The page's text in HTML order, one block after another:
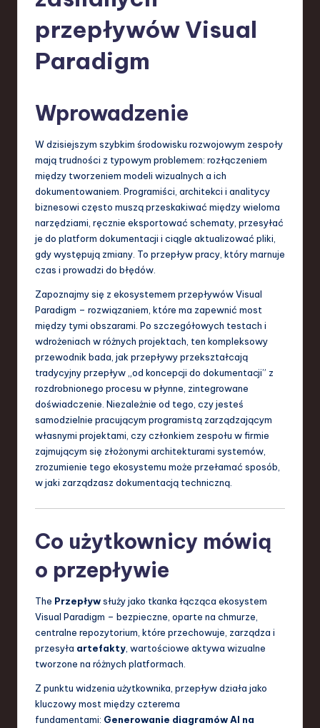
T
d
in
S
o
w
T
d
przepływów Visual
Paradigm
Wprowadzenie
W dzisiejszym szybkim środowisku rozwojowym zespoły
mają trudności z typowym problemem: rozłączeniem
między tworzeniem modeli wizualnych a ich
dokumentowaniem. Programiści, architekci i analitycy
biznesowi często muszą przeskakiwać między wieloma
narzędziami, ręcznie eksportować schematy, przesyłać
je do platform dokumentacji i ciągle aktualizować pliki,
gdy występują zmiany. To przepływ pracy, który marnuje
czas i prowadzi do błędów.
Zapoznajmy się z ekosystemem przepływów Visual
Paradigm – rozwiązaniem, które ma zapewnić most
między tymi obszarami. Po szczegółowych testach i
wdrożeniach w różnych projektach, ten kompleksowy
przewodnik bada, jak przepływy przekształcają
tradycyjny przepływ „od koncepcji do dokumentacji” z
rozdrobnionego procesu w płynne, zintegrowane
doświadczenie. Niezależnie od tego, czy jesteś
samodzielnie pracującym programistą zarządzającym
własnymi projektami, czy członkiem zespołu w firmie
zajmującym się złożonymi architekturami systemów,
zrozumienie tego ekosystemu może przełamać sposób,
w jaki zarządzasz dokumentacją techniczną.
Co użytkownicy mówią
o przepływie
The Przepływsłuży jako tkanka łącząca ekosystem
Visual Paradigm – bezpieczne, oparte na chmurze,
centralne repozytorium, które przechowuje, zarządza i
przesyła artefakty , wartościowe aktywa wizualne
tworzone na różnych platformach.
Z punktu widzenia użytkownika, przepływ działa jako
kluczowy most między czterema
fundamentami: Generowanie diagramów AI na